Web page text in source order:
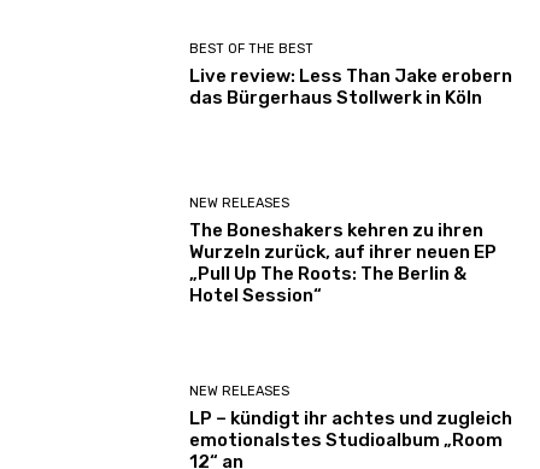
BEST OF THE BEST
Live review: Less Than Jake erobern
das Bürgerhaus Stollwerk in Köln
NEW RELEASES
The Boneshakers kehren zu ihren
Wurzeln zurück, auf ihrer neuen EP
„Pull Up The Roots: The Berlin &
Hotel Session“
NEW RELEASES
LP – kündigt ihr achtes und zugleich
emotionalstes Studioalbum „Room
12“ an